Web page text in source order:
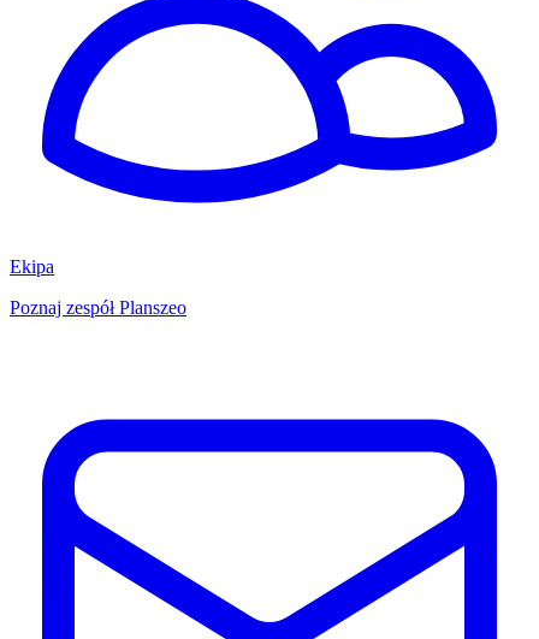
Ekipa
Poznaj zespół Planszeo